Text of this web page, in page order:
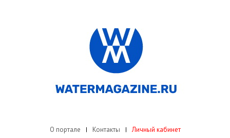
О портале Контакты Личный кабинет